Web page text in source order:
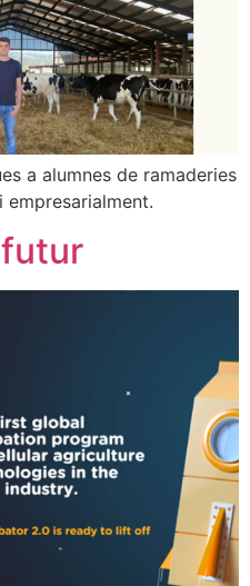
a alumnes de ramaderies